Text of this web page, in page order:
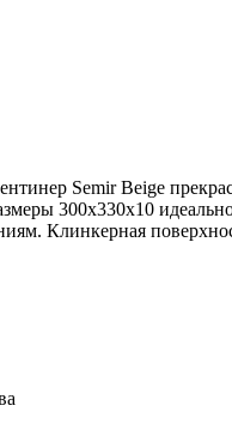
Semir Beige
300х330х10
Клинкерная